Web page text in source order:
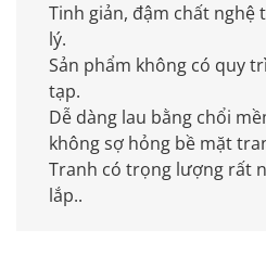
Tinh giản, đậm chất nghệ
lý.
Sản phẩm không có quy
tạp.
Dễ dàng lau bằng chổi
không sợ hỏng bề mặt
Tranh có trọng lượng rất
lắp..